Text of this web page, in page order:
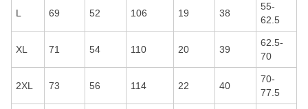
L 69 52 106 19 38
55-
62.5
XL 71 54 110 20 39
62.5-
70
2XL 73 56 114 22 40
70-
77.5